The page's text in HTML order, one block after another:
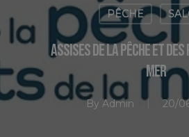
PÊCHE
Assises de la pêche et
Mer
By Admin 20/